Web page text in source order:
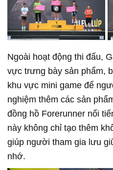
Ngoài hoạt động thi đấu,
vực trưng bày sản phẩm,
khu vực mini game để
nghiệm thêm các sản
đồng hồ Forerunner nổi
này không chỉ tạo thêm
giúp người tham gia lưu
nhớ.